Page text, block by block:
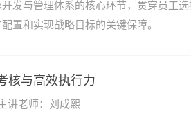
发与管理体系的核心环节，贯穿员工
置和实现战略目标的关键保障。
核与高效执行力
讲老师：刘成熙